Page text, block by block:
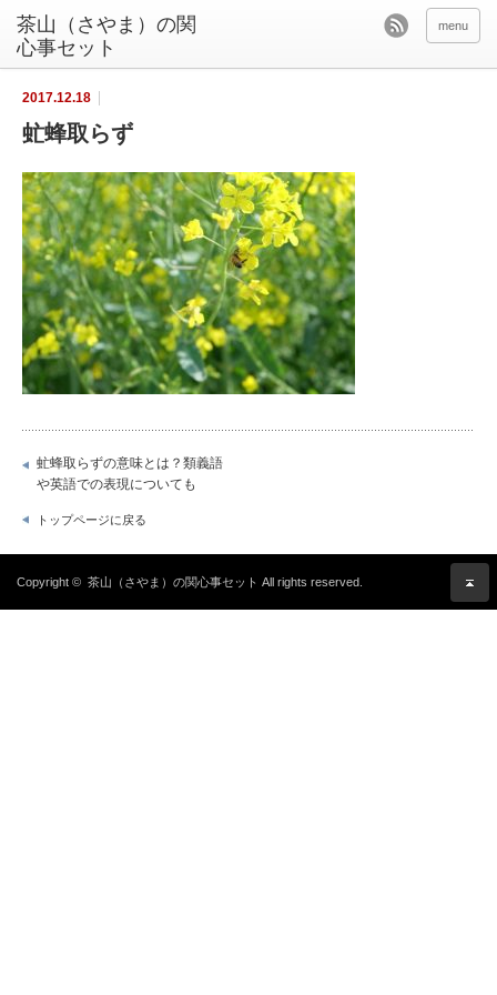
茶山（さやま）の関
心事セット
menu
2017.12.18
虻蜂取らず
虻蜂取らずの意味とは？類義語
や英語での表現についても
トップページに戻る
Copyright © 茶山（さやま）の関心事セット All rights reserved.